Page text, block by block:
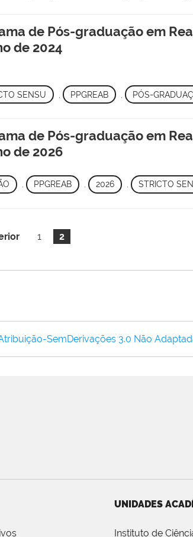
de Pós-graduação em
de 2024
SENSU PPGREAB PÓS-
de Pós-graduação em
de 2026
, PPGREAB , 2026 , STRICTO
1 2
SemDerivações 3.0 Não
UNIDADES
Instituto de